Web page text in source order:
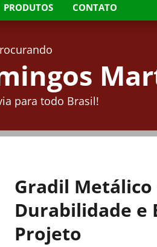
PRODUTOS CONTATO
para todo Brasil!
Gradil Metálico
Durabilidade e
Projeto